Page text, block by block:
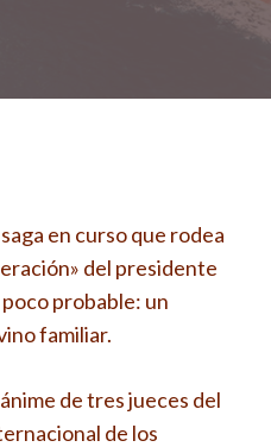
en curso que rodea
del presidente
probable: un
familiar.
de tres jueces del
de los